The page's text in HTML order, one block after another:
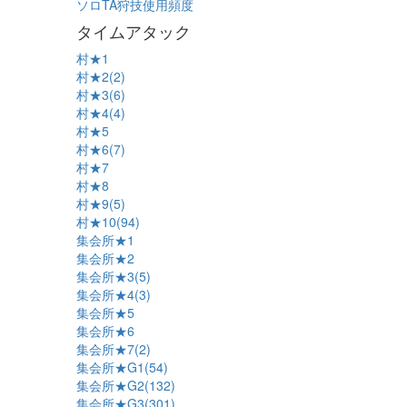
ソロTA狩技使用頻度
タイムアタック
村★1
村★2(2)
村★3(6)
村★4(4)
村★5
村★6(7)
村★7
村★8
村★9(5)
村★10(94)
集会所★1
集会所★2
集会所★3(5)
集会所★4(3)
集会所★5
集会所★6
集会所★7(2)
集会所★G1(54)
集会所★G2(132)
集会所★G3(301)